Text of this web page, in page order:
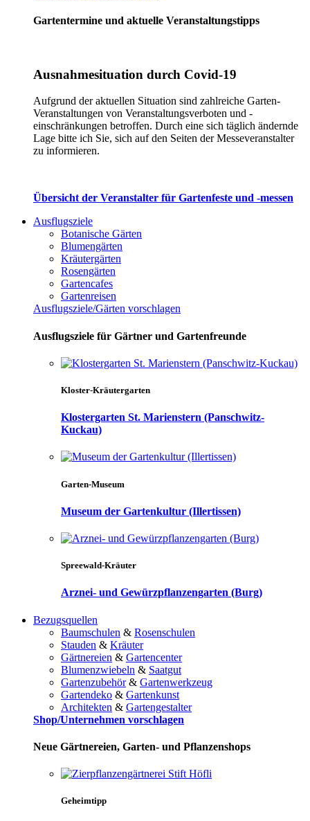
Gartentermine und aktuelle Veranstaltungstipps
Ausnahmesituation durch Covid-19
Aufgrund der aktuellen Situation sind zahlreiche Garten-
Veranstaltungen von Veranstaltungsverboten und -
einschränkungen betroffen. Durch eine sich täglich ändernde
Lage bitte ich Sie, sich auf den Seiten der Messeveranstalter
zu informieren.
Übersicht der Veranstalter für Gartenfeste und -messen
Ausflugsziele
Botanische Gärten
Blumengärten
Kräutergärten
Rosengärten
Gartencafes
Gartenreisen
Ausflugsziele/Gärten vorschlagen
Ausflugsziele für Gärtner und Gartenfreunde
Kloster-Kräutergarten
Klostergarten St. Marienstern (Panschwitz-
Kuckau)
Garten-Museum
Museum der Gartenkultur (Illertissen)
Spreewald-Kräuter
Arznei- und Gewürzpflanzengarten (Burg)
Bezugsquellen
Baumschulen & Rosenschulen
Stauden & Kräuter
Gärtnereien & Gartencenter
Blumenzwiebeln & Saatgut
Gartenzubehör& Gartenwerkzeug
Gartendeko & Gartenkunst
Architekten & Gartengestalter
Shop/Unternehmen vorschlagen
Neue Gärtnereien, Garten- und Pflanzenshops
Geheimtipp